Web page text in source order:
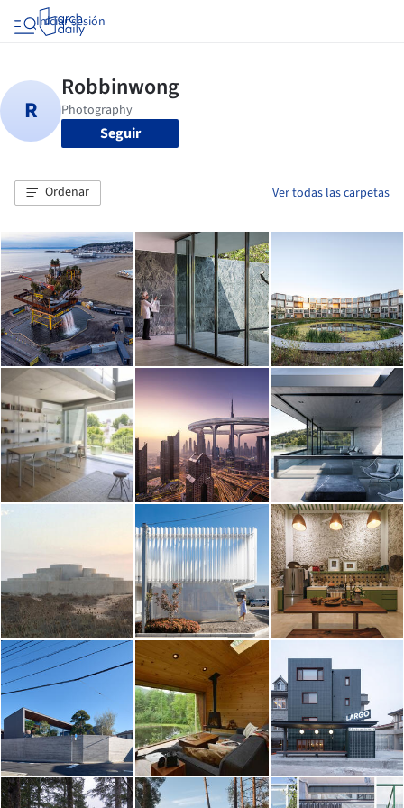
Iniciar sesión
Seguir
Ordenar Ver todas las carpetas